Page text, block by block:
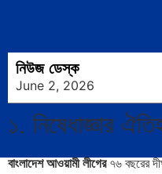
নিউজ ডেস্ক
June 2, 2026
১. নিষেধাজ্ঞার
বাংলাদেশ আওয়ামী লীগের৭৬ বছরের